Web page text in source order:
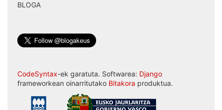
BLOGA
CodeSyntax-ek garatuta. Softwarea: Django
frameworkean oinarritutako Bitakora produktua.